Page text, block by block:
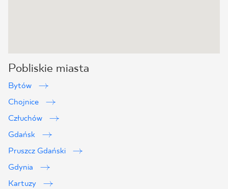
Pobliskie miasta
Bytów
Chojnice
Człuchów
Gdańsk
Pruszcz Gdański
Gdynia
Kartuzy